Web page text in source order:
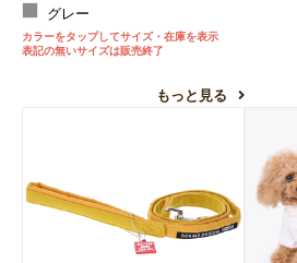
グレー
カラーをタップしてサイズ・在庫を表示
表記の無いサイズは販売終了
もっと見る